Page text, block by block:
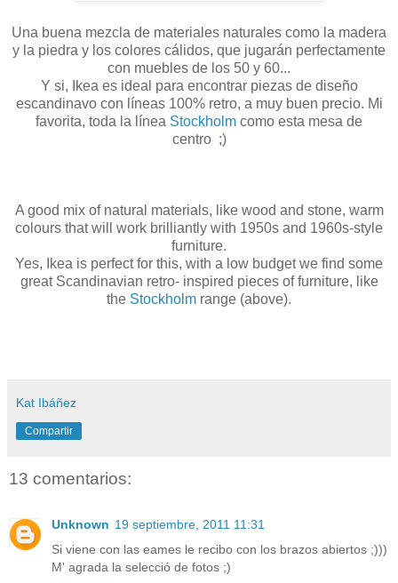
Una buena mezcla de materiales naturales como la madera
y la piedra y los colores cálidos, que jugarán perfectamente
con muebles de los 50 y 60...
Y si, Ikea es ideal para encontrar piezas de diseño
escandinavo con líneas 100% retro, a muy buen precio. Mi
favorita, toda la línea Stockholm como esta mesa de
centro ;)
A good mix of natural materials, like wood and stone, warm
colours that will work brilliantly with 1950s and 1960s-style
furniture.
Yes, Ikea is perfect for this, with a low budget we find some
great Scandinavian retro- inspired pieces of furniture, like
the Stockholm range (above).
Kat Ibáñez
Compartir
13 comentarios:
Unknown 19 septiembre, 2011 11:31
Si viene con las eames le recibo con los brazos abiertos ;)))
M' agrada la selecció de fotos ;)